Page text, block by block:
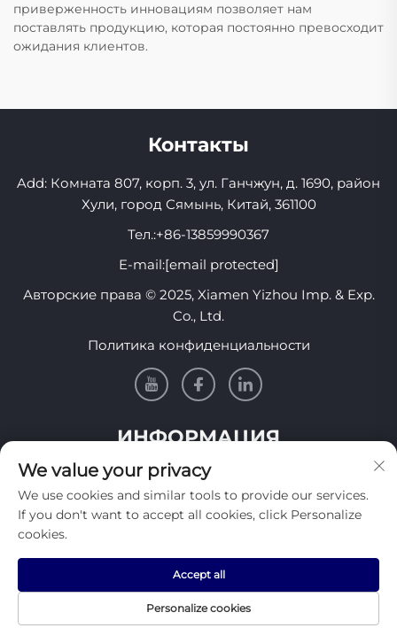
приверженность инновациям позволяет нам
поставлять продукцию, которая постоянно превосходит
ожидания клиентов.
Контакты
Add: Комната 807, корп. 3, ул. Ганчжун, д. 1690, район
Хули, город Сямынь, Китай, 361100
Тел.:+86-13859990367
E-mail:[email protected]
Авторские права © 2025, Xiamen Yizhou Imp. & Exp.
Co., Ltd.
Политика конфиденциальности
ИНФОРМАЦИЯ
Подпишитесь, чтобы получать нашу еженедельную
рассылку
Отправить
We value your privacy
We use cookies and similar tools to provide our services.
If you don't want to accept all cookies, click Personalize
cookies.
Personalize cookies
Accept all